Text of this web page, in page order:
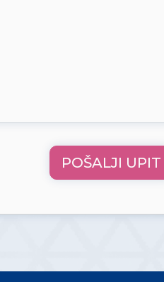
POŠALJI UPIT